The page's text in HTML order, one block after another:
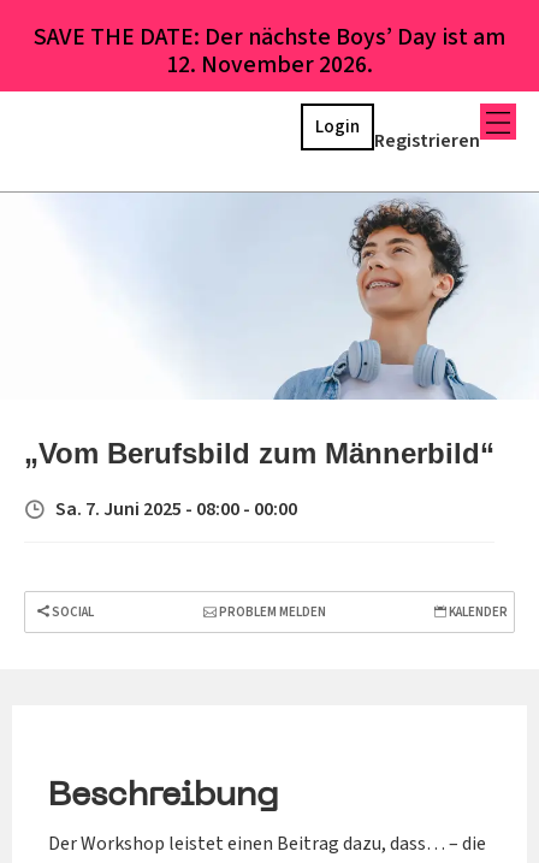
SAVE THE DATE: Der nächste Boys’ Day ist am
12. November 2026.
Registrieren
Login
„Vom Berufsbild zum Männerbild“
Sa. 7. Juni 2025 - 08:00 - 00:00
SOCIAL PROBLEM MELDEN KALENDER
Beschreibung
Der Workshop leistet einen Beitrag dazu, dass… – die